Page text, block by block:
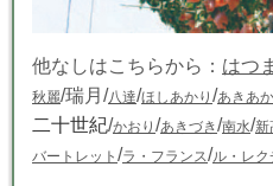
他なしはこちらから： はつ
秋麗/瑞月/八達/ほしあかり /あきあ
二十世紀/かおり /あきづき/南水/新
バートレット /ラ・フランス/ル・レク